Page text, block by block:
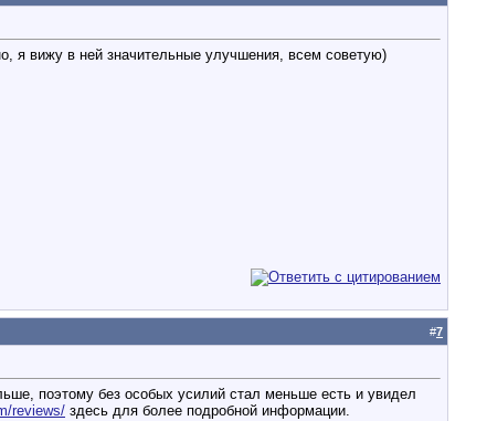
я вижу в ней значительные улучшения, всем советую)
#7
поэтому без особых усилий стал меньше есть и увидел
reviews/ здесь для более подробной информации.